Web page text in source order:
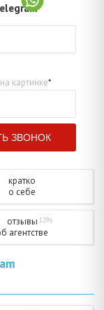
картинке*
кратко
о себе
отзывы 1296
агентстве